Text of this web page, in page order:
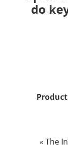
Nous suivre
do
« The